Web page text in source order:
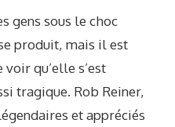
gens sous le choc
produit, mais il est
qu’elle s’est
tragique. Rob Reiner,
et appréciés